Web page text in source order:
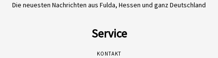
Die neuesten Nachrichten aus Fulda, Hessen und ganz Deutschland
Service
KONTAKT